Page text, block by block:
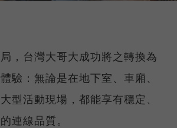
，台灣大哥大成功將之轉換為
驗：無論是在地下室、車廂、
型活動現場，都能享有穩定、
連線品質。